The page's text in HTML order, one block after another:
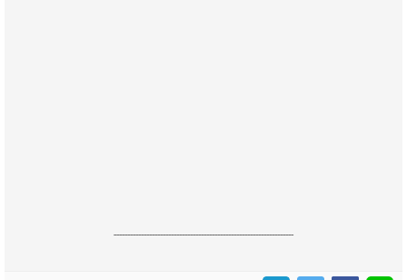
------------------------------------------------------------------